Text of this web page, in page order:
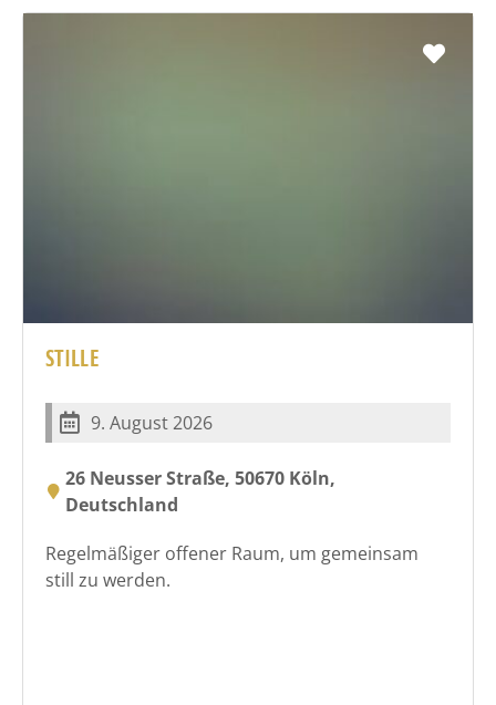
STILLE
9. August 2026
26 Neusser Straße, 50670 Köln,
Deutschland
Regelmäßiger offener Raum, um gemeinsam
still zu werden.